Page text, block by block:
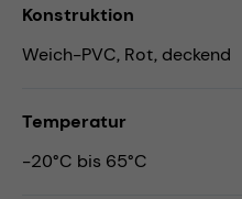
Konstruktion
Weich-PVC, Rot, deckend
Temperatur
-20°C bis 65°C